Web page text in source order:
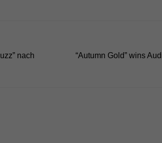
nach
“Autumn Gold” wins
in unserer
können Ihre Einwilligung zu ganzen Kategorien
bestimmte Cookies auswählen.
einwandfreie Funktion der Website erforderlich.